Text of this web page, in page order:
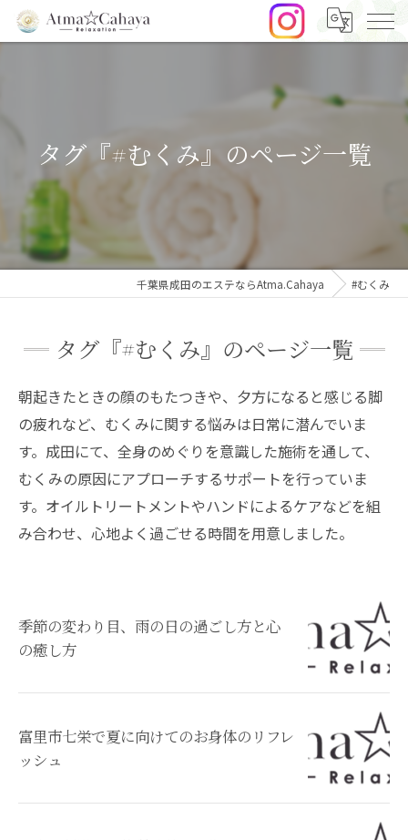
タグ『#むくみ』のページ一覧
千葉県成田のエステならAtma.Cahaya #むくみ
タグ『#むくみ』のページ一覧
朝起きたときの顔のもたつきや、夕方になると感じる脚
の疲れなど、むくみに関する悩みは日常に潜んでいま
す。成田にて、全身のめぐりを意識した施術を通して、
むくみの原因にアプローチするサポートを行っていま
す。オイルトリートメントやハンドによるケアなどを組
み合わせ、心地よく過ごせる時間を用意しました。
季節の変わり目、雨の日の過ごし方と心
の癒し方
富里市七栄で夏に向けてのお身体のリフレ
ッシュ